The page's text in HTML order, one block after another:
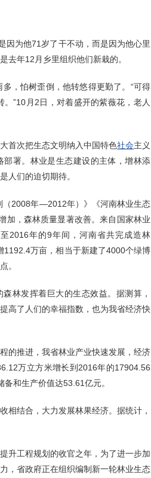
为他71岁了干不动，而是因为他心里
去年12月乡里组织他们新栽的。
，怕树歪倒，他转悠得更勤了。“可得
”10月2日，对着盛开的紫薇花，老人
首次把生态文明纳入中国特色社会主义
部署。林业是生态建设的主体，增林添
人们的迫切期待。
（2008年—2012年）》《河南林业生态
，森林质量显著改善。来自国家林业
2016年的9年间，河南省共完成造林
万亩，相当于新建了4000个绿博
。
林发挥着巨大的生态效益。据测算，
高了人们的幸福指数，也为我省经济快
推进，我省林业产业快速发展，经济
万立方米增长到2016年的17904.56
和生产价值达53.61亿元。
结合，大力发展林果经济。据统计，
工程规划的收官之年，为了进一步加
，省政府正在组织编制新一轮林业生态